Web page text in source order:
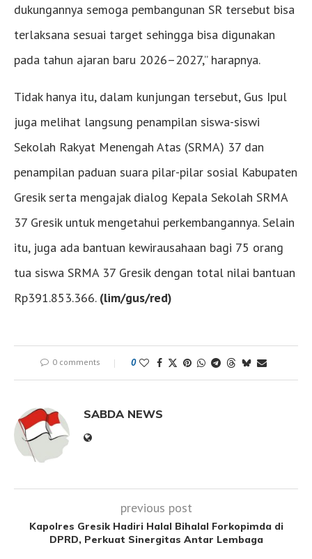
dukungannya semoga pembangunan SR tersebut bisa
terlaksana sesuai target sehingga bisa digunakan
pada tahun ajaran baru 2026–2027,” harapnya.
Tidak hanya itu, dalam kunjungan tersebut, Gus Ipul
juga melihat langsung penampilan siswa-siswi
Sekolah Rakyat Menengah Atas (SRMA) 37 dan
penampilan paduan suara pilar-pilar sosial Kabupaten
Gresik serta mengajak dialog Kepala Sekolah SRMA
37 Gresik untuk mengetahui perkembangannya. Selain
itu, juga ada bantuan kewirausahaan bagi 75 orang
tua siswa SRMA 37 Gresik dengan total nilai bantuan
Rp391.853.366. (lim/gus/red)
0 comments 0
SABDA NEWS
previous post
Kapolres Gresik Hadiri Halal Bihalal Forkopimda di
DPRD, Perkuat Sinergitas Antar Lembaga